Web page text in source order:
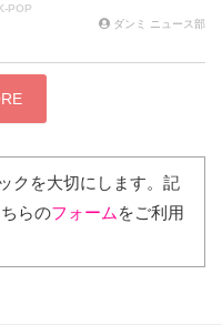
POP
ダンミ ニュース部
クを大切にします。記
らのフォーム をご利用